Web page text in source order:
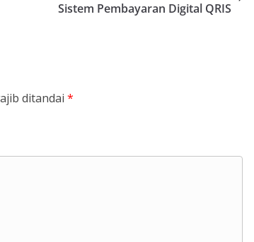
Sistem Pembayaran Digital QRIS
ditandai *